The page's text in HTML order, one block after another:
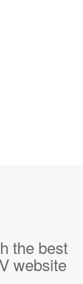
the best
website